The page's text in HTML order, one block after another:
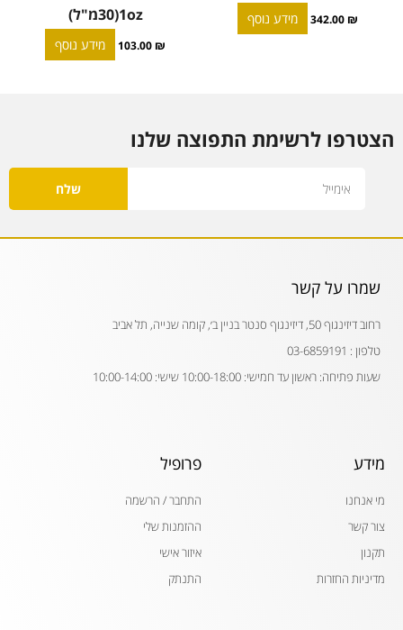
342.00 ₪ מידע נוסף
1oz(30מ"ל)
103.00 ₪ מידע נוסף
הצטרפו לרשימת התפוצה שלנו
שלח
שמרו על קשר
רחוב דיזינגוף 50, דיזינגוף סנטר בניין ב׳, קומה שנייה, תל אביב
טלפון : 03-6859191
שעות פתיחה: ראשון עד חמישי: 10:00-18:00 שישי: 10:00-14:00
מידע
מי אנחנו
צור קשר
תקנון
מדיניות החזרות
פרופיל
התחבר / הרשמה
ההזמנות שלי
איזור אישי
התנתק